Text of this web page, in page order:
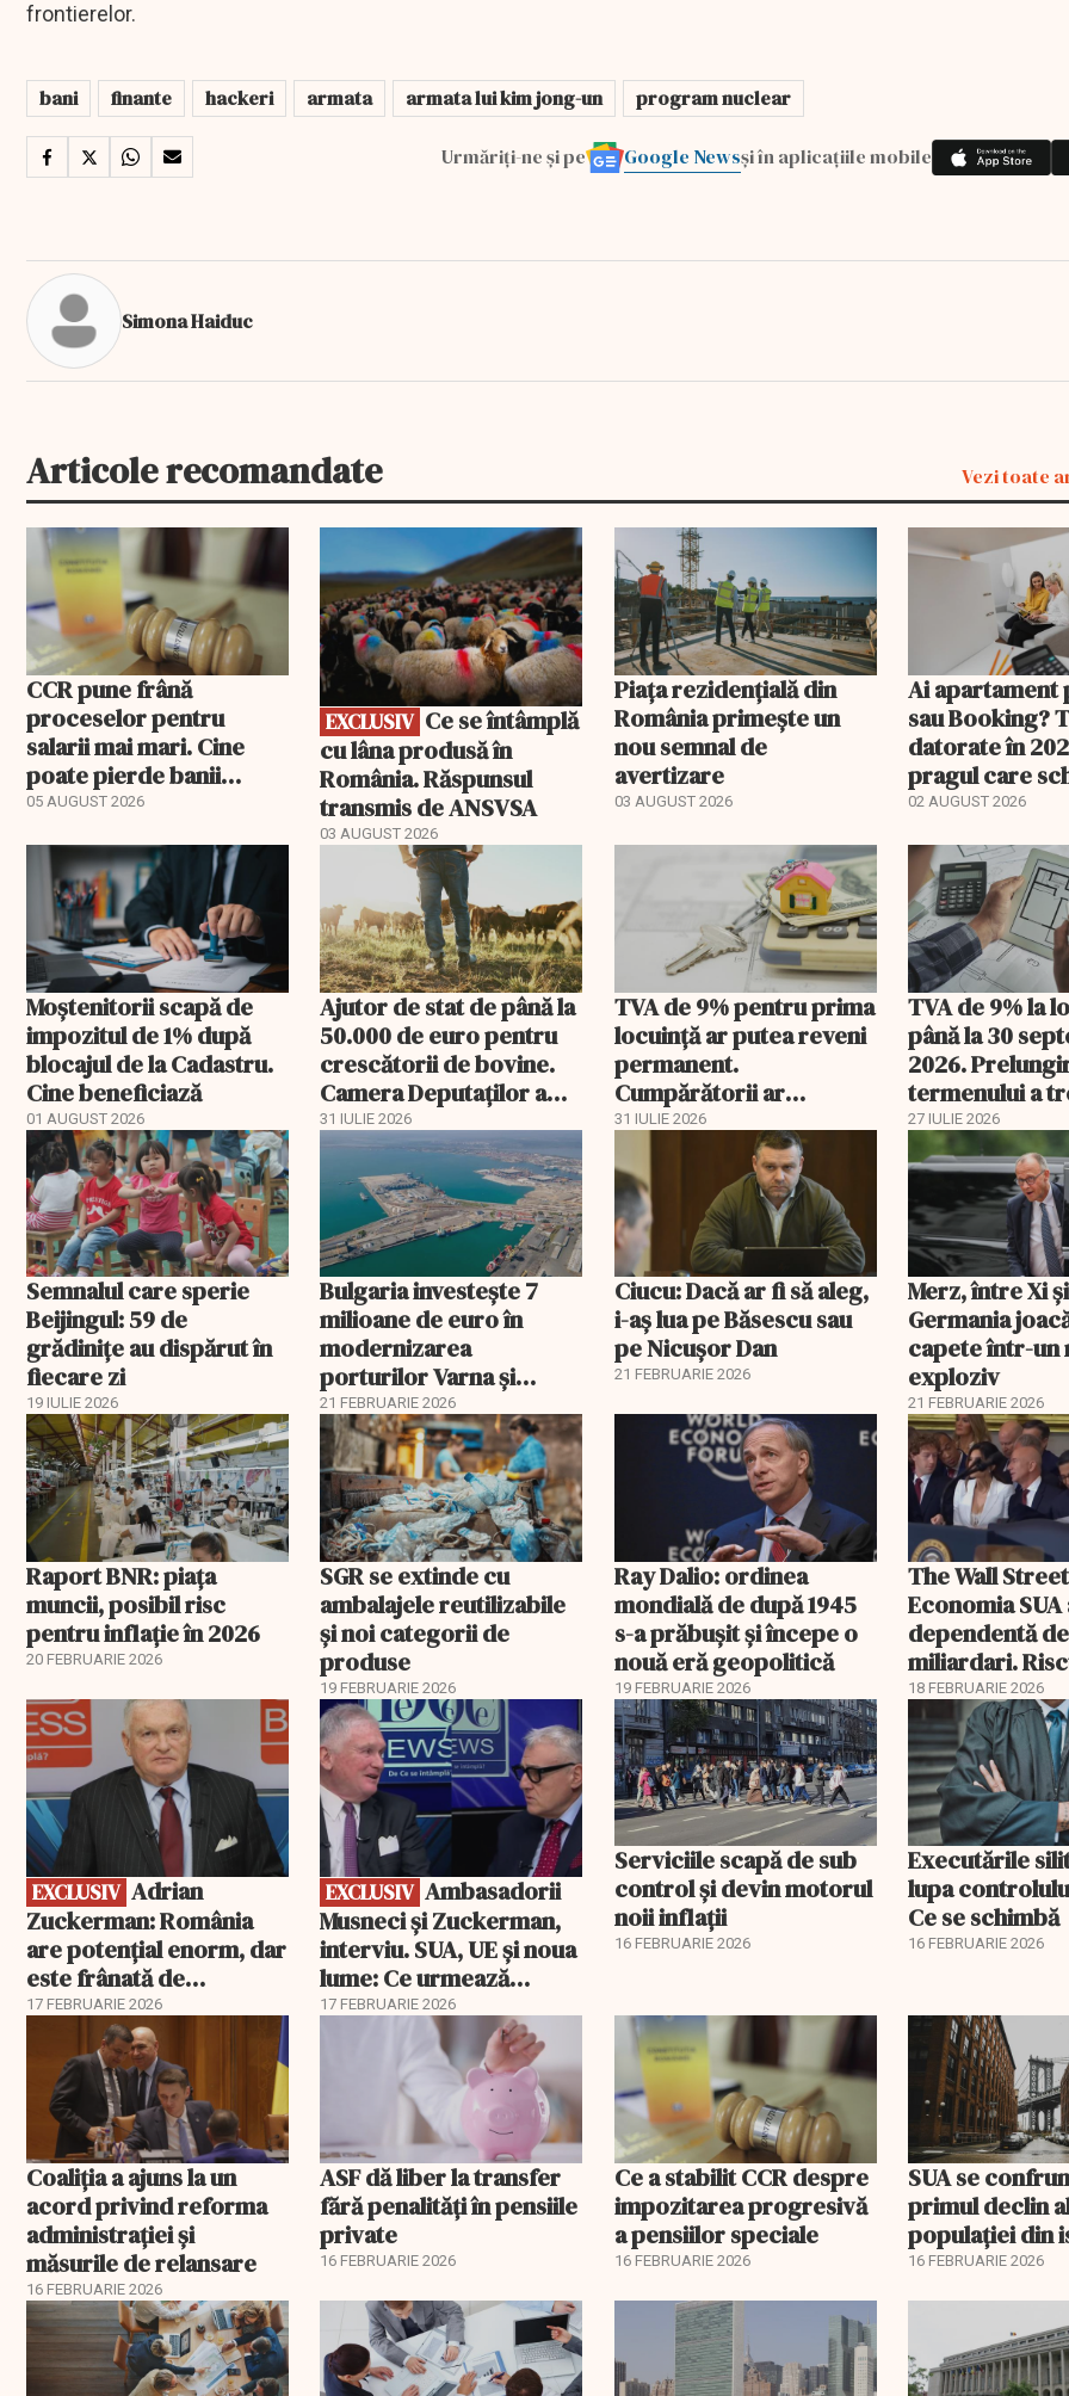
frontierelor.
bani finante hackeri armata armata lui kim jong-un program nuclear
Urmăriți-ne și pe Google Newsși în aplicațiile mobile
Simona Haiduc
Articole recomandate Vezi toate
CCR pune frână
proceselor pentru
salarii mai mari. Cine
poate pierde banii
ceruți statului
05 AUGUST 2026
EXCLUSIV
EXCLUSIV
cu lâna produsă în
România. Răspunsul
transmis de ANSVSA
03 AUGUST 2026
Piața rezidențială din
România primește un
nou semnal de
avertizare
03 AUGUST 2026
Ai apartament
sau Booking?
datorate în
pragul care
regimul fiscal
02 AUGUST 2026
Moștenitorii scapă de
impozitul de 1% după
blocajul de la Cadastru.
Cine beneficiază
01 AUGUST 2026
Ajutor de stat de până la
50.000 de euro pentru
crescătorii de bovine.
Camera Deputaților a
aprobat schema
31 IULIE 2026
TVA de 9% pentru prima
locuință ar putea reveni
permanent.
Cumpărătorii ar
economisi zeci de mii de
31 IULIE 2026
TVA de 9% la
până la 30
2026.
termenului a
comisia din
27 IULIE 2026
Semnalul care sperie
Beijingul: 59 de
grădinițe au dispărut în
fiecare zi
19 IULIE 2026
Bulgaria investește 7
milioane de euro în
modernizarea
porturilor Varna și
Burgas
21 FEBRUARIE 2026
Ciucu: Dacă ar fi să aleg,
i-aș lua pe Băsescu sau
pe Nicușor Dan
21 FEBRUARIE 2026
Merz, între Xi
Germania
capete într-un
exploziv
21 FEBRUARIE 2026
Raport BNR: piața
muncii, posibil risc
pentru inflație în 2026
20 FEBRUARIE 2026
SGR se extinde cu
ambalajele reutilizabile
și noi categorii de
produse
19 FEBRUARIE 2026
Ray Dalio: ordinea
mondială de după 1945
s-a prăbușit și începe o
nouă eră geopolitică
19 FEBRUARIE 2026
The Wall
Economia
dependentă de
miliardari.
pentru burse
18 FEBRUARIE 2026
EXCLUSIV
EXCLUSIV
Zuckerman: România
are potențial enorm, dar
este frânată de
corupție, companii de
stat și influența
propagandei ruse
17 FEBRUARIE 2026
EXCLUSIV
EXCLUSIV Ambasadorii
Musneci și Zuckerman,
interviu. SUA, UE și noua
lume: Ce urmează
pentru România
17 FEBRUARIE 2026
Serviciile scapă de sub
control și devin motorul
noii inflații
16 FEBRUARIE 2026
Executările
lupa
Ce se schimbă
16 FEBRUARIE 2026
Coaliția a ajuns la un
acord privind reforma
administrației și
măsurile de relansare
16 FEBRUARIE 2026
ASF dă liber la transfer
fără penalități în pensiile
private
16 FEBRUARIE 2026
Ce a stabilit CCR despre
impozitarea progresivă
a pensiilor speciale
16 FEBRUARIE 2026
SUA se
primul declin
populației din
16 FEBRUARIE 2026